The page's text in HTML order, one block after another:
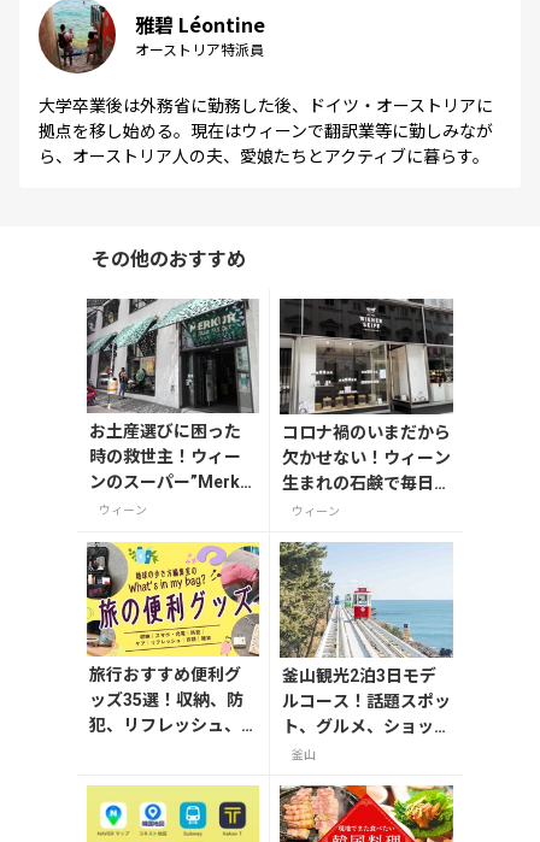
雅碧 Léontine
オーストリア特派員
大学卒業後は外務省に勤務した後、ドイツ・オーストリアに
拠点を移し始める。現在はウィーンで翻訳業等に勤しみなが
ら、オーストリア人の夫、愛娘たちとアクティブに暮らす。
その他のおすすめ
お土産選びに困った
時の救世主！ウィー
ンのスーパー”Merkur
Hoher Markt”
ウィーン
コロナ禍のいまだから
欠かせない！ウィーン
生まれの石鹸で毎日清
潔に！
ウィーン
旅行おすすめ便利グ
ッズ35選！収納、防
犯、リフレッシュ、
物】
釜山観光2泊3日モデ
ルコース！話題スポッ
ト、グルメ、ショッピ
ングを満喫
釜山